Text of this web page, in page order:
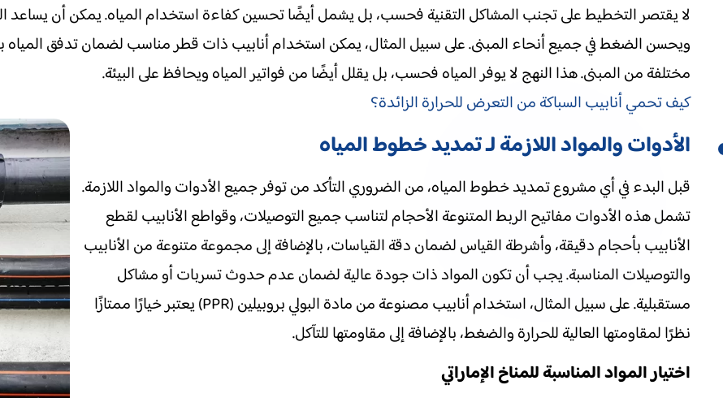
لا يقتصر التخطيط على تجنب المشاكل التقنية فحسب، بل يشمل أيضًا تحسين كفاءة استخدام المياه. يمكن أن يساعد
ويحسن الضغط في جميع أنحاء المبنى. على سبيل المثال، يمكن استخدام أنابيب ذات قطر مناسب لضمان تدفق المياه
مختلفة من المبنى. هذا النهج لا يوفر المياه فحسب، بل يقلل أيضًا من فواتير المياه ويحافظ على البيئة.
كيف تحمي أنابيب السباكة من التعرض للحرارة الزائدة؟
الأدوات والمواد اللازمة لـ تمديد خطوط المياه
قبل البدء في أي مشروع تمديد خطوط المياه، من الضروري التأكد من توفر جميع الأدوات والمواد اللازمة.
تشمل هذه الأدوات مفاتيح الربط المتنوعة الأحجام لتناسب جميع التوصيلات، وقواطع الأنابيب لقطع
الأنابيب بأحجام دقيقة، وأشرطة القياس لضمان دقة القياسات، بالإضافة إلى مجموعة متنوعة من الأنابيب
والتوصيلات المناسبة. يجب أن تكون المواد ذات جودة عالية لضمان عدم حدوث تسربات أو مشاكل
مستقبلية. على سبيل المثال، استخدام أنابيب مصنوعة من مادة البولي بروبيلين (PPR) يعتبر خيارًا ممتازًا
نظرًا لمقاومتها العالية للحرارة والضغط، بالإضافة إلى مقاومتها للتآكل.
اختيار المواد المناسبة للمناخ الإماراتي